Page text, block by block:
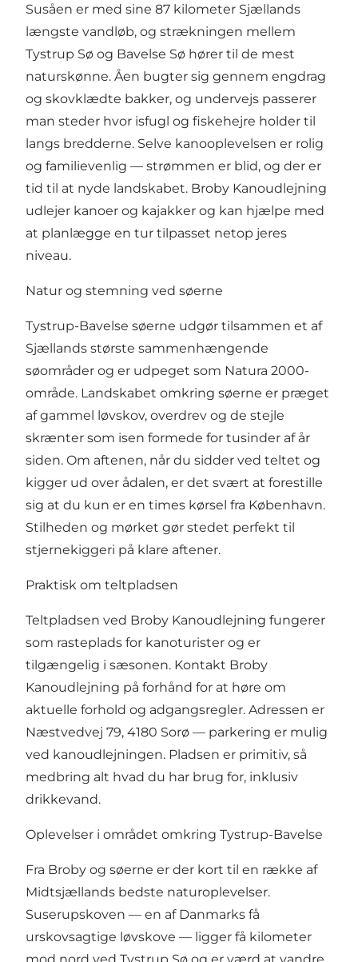
Susåen er med sine 87 kilometer Sjællands
længste vandløb, og strækningen mellem
Tystrup Sø og Bavelse Sø hører til de mest
naturskønne. Åen bugter sig gennem engdrag
og skovklædte bakker, og undervejs passerer
man steder hvor isfugl og fiskehejre holder til
langs bredderne. Selve kanooplevelsen er rolig
og familievenlig — strømmen er blid, og der er
tid til at nyde landskabet. Broby Kanoudlejning
udlejer kanoer og kajakker og kan hjælpe med
at planlægge en tur tilpasset netop jeres
niveau.
Natur og stemning ved søerne
Tystrup-Bavelse søerne udgør tilsammen et af
Sjællands største sammenhængende
søområder og er udpeget som Natura 2000-
område. Landskabet omkring søerne er præget
af gammel løvskov, overdrev og de stejle
skrænter som isen formede for tusinder af år
siden. Om aftenen, når du sidder ved teltet og
kigger ud over ådalen, er det svært at forestille
sig at du kun er en times kørsel fra København.
Stilheden og mørket gør stedet perfekt til
stjernekiggeri på klare aftener.
Praktisk om teltpladsen
Teltpladsen ved Broby Kanoudlejning fungerer
som rasteplads for kanoturister og er
tilgængelig i sæsonen. Kontakt Broby
Kanoudlejning på forhånd for at høre om
aktuelle forhold og adgangsregler. Adressen er
Næstvedvej 79, 4180 Sorø — parkering er mulig
ved kanoudlejningen. Pladsen er primitiv, så
medbring alt hvad du har brug for, inklusiv
drikkevand.
Oplevelser i området omkring Tystrup-Bavelse
Fra Broby og søerne er der kort til en række af
Midtsjællands bedste naturoplevelser.
Suserupskoven — en af Danmarks få
urskovsagtige løvskove — ligger få kilometer
mod nord ved Tystrup Sø og er værd at vandre